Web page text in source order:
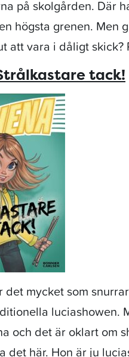
på skolgården. Där
högsta grenen. Men
att vara i dåligt
tack!
det mycket som
luciashowen.
och det är oklart om
det här. Hon är ju